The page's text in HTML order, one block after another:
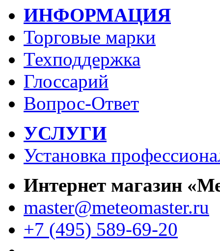
ИНФОРМАЦИЯ
Торговые марки
Техподдержка
Глоссарий
Вопрос-Ответ
УСЛУГИ
Установка
Интернет магазин
master@meteomaster.ru
+7 (495) 589-69-20